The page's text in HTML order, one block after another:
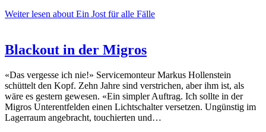
Weiter lesen about Ein Jost für alle Fälle
Blackout in der Migros
«Das vergesse ich nie!» Servicemonteur Markus Hollenstein
schüttelt den Kopf. Zehn Jahre sind verstrichen, aber ihm ist, als
wäre es gestern gewesen. «Ein simpler Auftrag. Ich sollte in der
Migros Unterentfelden einen Lichtschalter versetzen. Ungünstig im
Lagerraum angebracht, touchierten und…